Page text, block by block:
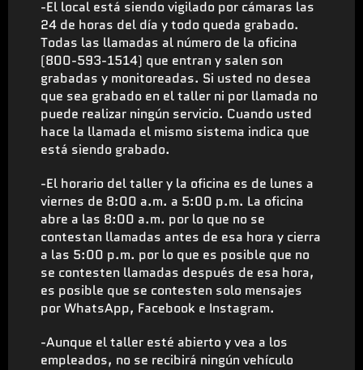
-El local está siendo vigilado por cámaras las
24 de horas del día y todo queda grabado.
Todas las llamadas al número de la oficina
(800-593-1514) que entran y salen son
grabadas y monitoreadas. Si usted no desea
que sea grabado en el taller ni por llamada no
puede realizar ningún servicio. Cuando usted
hace la llamada el mismo sistema indica que
está siendo grabado.
-El horario del taller y la oficina es de lunes a
viernes de 8:00 a.m. a 5:00 p.m. La oficina
abre a las 8:00 a.m. por lo que no se
contestan llamadas antes de esa hora y cierra
a las 5:00 p.m. por lo que es posible que no
se contesten llamadas después de esa hora,
es posible que se contesten solo mensajes
por WhatsApp, Facebook e Instagram.
-Aunque el taller esté abierto y vea a los
empleados, no se recibirá ningún vehículo